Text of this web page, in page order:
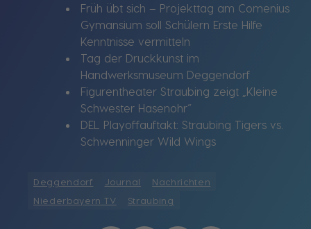
Früh übt sich – Projekttag am Comenius
Gymansium soll Schülern Erste Hilfe
Kenntnisse vermitteln
Tag der Druckkunst im
Handwerksmuseum Deggendorf
Figurentheater Straubing zeigt „Kleine
Schwester Hasenohr“
DEL Playoffauftakt: Straubing Tigers vs.
Schwenninger Wild Wings
Deggendorf Journal
Nachrichten
Niederbayern TV
Straubing